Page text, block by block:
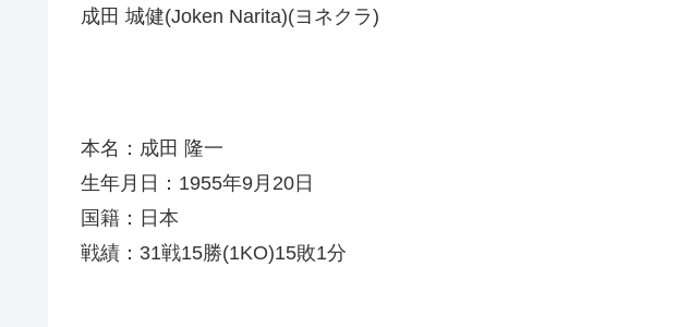
成田 城健(Joken Narita)(ヨネクラ)
本名：成田 隆一
生年月日：1955年9月20日
国籍：日本
戦績：31戦15勝(1KO)15敗1分